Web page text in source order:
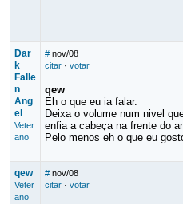
Dar
k
Falle
n
Ang
el
Veter
ano
# nov/08
citar· votar
qew
Eh o que eu ia falar.
Deixa o volume num nivel
enfia a cabeça na frente do
Pelo menos eh o que eu
qew
Veter
ano
# nov/08
citar· votar